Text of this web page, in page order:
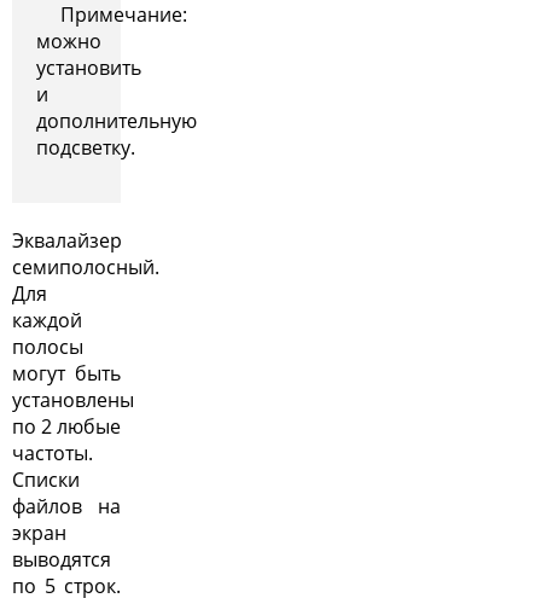
Примечание:
можно
установить
и
дополнительную
подсветку.
Эквалайзер
семиполосный.
Для
каждой
полосы
могут быть
установлены
по 2 любые
частоты.
Списки
файлов на
экран
выводятся
по 5 строк.